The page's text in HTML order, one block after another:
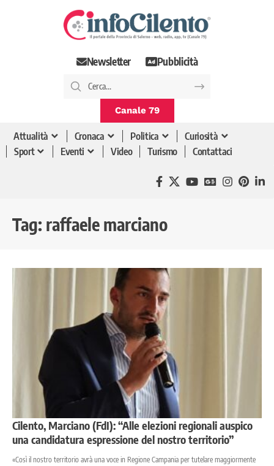
Newsletter Pubblicità
Canale 79
Attualità Cronaca Politica
Curiosità
Sport
Eventi Video Turismo Contattaci
Tag: raffaele marciano
Cilento, Marciano (FdI): “Alle elezioni regionali auspico
una candidatura espressione del nostro territorio”
«Così il nostro territorio avrà una voce in Regione Campania per tutelare maggiormente